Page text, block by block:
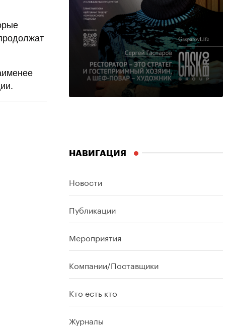
НАВИГАЦИЯ
Новости
Публикации
Мероприятия
Компании/Поставщики
Кто есть кто
Журналы